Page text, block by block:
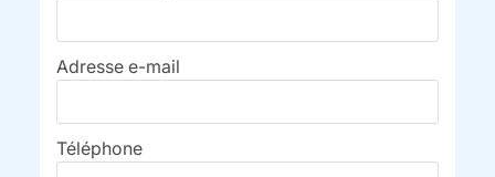
Adresse e-mail
Téléphone